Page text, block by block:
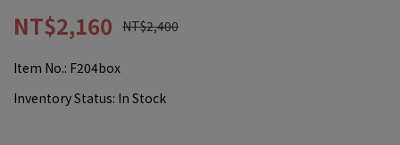
NT$2,160 NT$2,400
Item No.: F204box
Inventory Status: In Stock